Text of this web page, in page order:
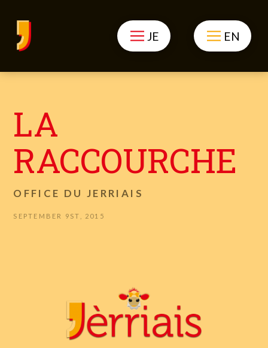
JE EN
LA
RACCOURCHE
OFFICE DU JERRIAIS
SEPTEMBER 9ST, 2015